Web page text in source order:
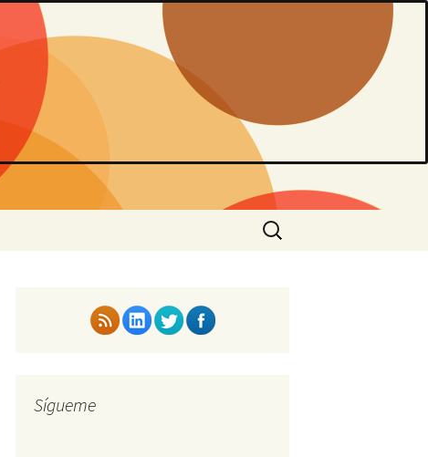
Buscar:
Sígueme